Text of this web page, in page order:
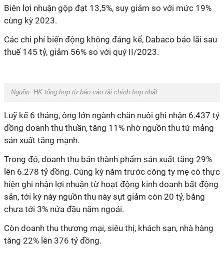
Biên lợi nhuận gộp đạt 13,5%, suy giảm so với mức 19%
cùng kỳ 2023.
Các chi phí biến động không đáng kể, Dabaco báo lãi sau
thuế 145 tỷ, giảm 56% so với quý II/2023.
Nguồn: HK tổng hợp từ báo cáo tài chính hợp nhất.
Luỹ kế 6 tháng, ông lớn ngành chăn nuôi ghi nhận 6.437 tỷ
đồng doanh thu thuần, tăng 11% nhờ nguồn thu từ mảng
sản xuất tăng mạnh.
Trong đó, doanh thu bán thành phẩm sản xuất tăng 29%
lên 6.278 tỷ đồng. Cùng kỳ năm trước công ty mẹ có thực
hiện ghi nhận lợi nhuận từ hoạt động kinh doanh bất động
sản, tới kỳ này nguồn thu này sụt giảm còn 20 tỷ, bằng
chưa tới 3% nửa đầu năm ngoái.
Còn doanh thu thương mại, siêu thị, khách sạn, nhà hàng
tăng 22% lên 376 tỷ đồng.